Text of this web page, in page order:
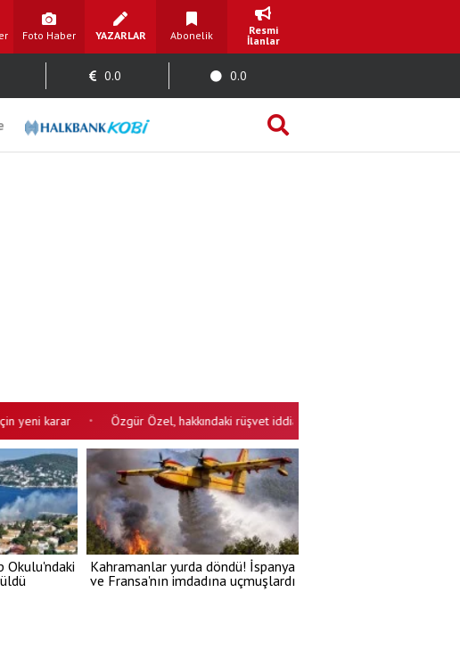
Foto Haber YAZARLAR Abonelik
Resmi
İlanlar
0.0 0.0
karar • Özgür Özel, hakkındaki rüşvet iddialarına cevap verdi: Lanet olsun..!
Okulu'ndaki
Kahramanlar yurda döndü! İspanya
ve Fransa'nın imdadına uçmuşlardı